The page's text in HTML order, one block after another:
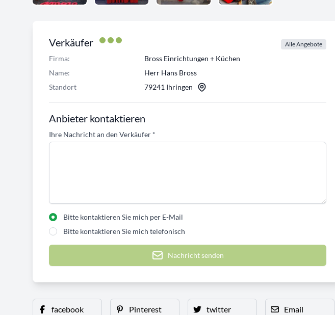
Verkäufer Alle Angebote
Firma:
Bross Einrichtungen + Küchen
Name:
Herr Hans Bross
Standort
79241 Ihringen
Anbieter kontaktieren
Ihre Nachricht an den Verkäufer *
Bitte kontaktieren Sie mich per E-Mail
Bitte kontaktieren Sie mich telefonisch
Nachricht senden
facebook Pinterest twitter Email